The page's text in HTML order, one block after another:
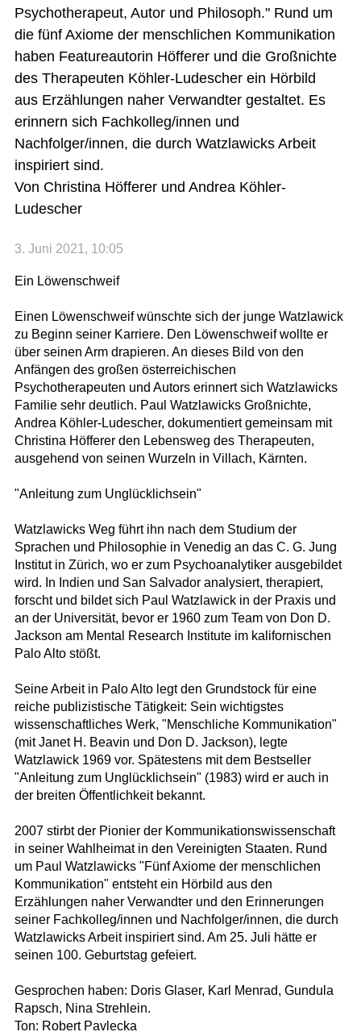
Psychotherapeut, Autor und Philosoph." Rund um
die fünf Axiome der menschlichen Kommunikation
haben Featureautorin Höfferer und die Großnichte
des Therapeuten Köhler-Ludescher ein Hörbild
aus Erzählungen naher Verwandter gestaltet. Es
erinnern sich Fachkolleg/innen und
Nachfolger/innen, die durch Watzlawicks Arbeit
inspiriert sind.
Von Christina Höfferer und Andrea Köhler-
Ludescher
3. Juni 2021, 10:05
Ein Löwenschweif
Einen Löwenschweif wünschte sich der junge Watzlawick
zu Beginn seiner Karriere. Den Löwenschweif wollte er
über seinen Arm drapieren. An dieses Bild von den
Anfängen des großen österreichischen
Psychotherapeuten und Autors erinnert sich Watzlawicks
Familie sehr deutlich. Paul Watzlawicks Großnichte,
Andrea Köhler-Ludescher, dokumentiert gemeinsam mit
Christina Höfferer den Lebensweg des Therapeuten,
ausgehend von seinen Wurzeln in Villach, Kärnten.
"Anleitung zum Unglücklichsein"
Watzlawicks Weg führt ihn nach dem Studium der
Sprachen und Philosophie in Venedig an das C. G. Jung
Institut in Zürich, wo er zum Psychoanalytiker ausgebildet
wird. In Indien und San Salvador analysiert, therapiert,
forscht und bildet sich Paul Watzlawick in der Praxis und
an der Universität, bevor er 1960 zum Team von Don D.
Jackson am Mental Research Institute im kalifornischen
Palo Alto stößt.
Seine Arbeit in Palo Alto legt den Grundstock für eine
reiche publizistische Tätigkeit: Sein wichtigstes
wissenschaftliches Werk, "Menschliche Kommunikation"
(mit Janet H. Beavin und Don D. Jackson), legte
Watzlawick 1969 vor. Spätestens mit dem Bestseller
"Anleitung zum Unglücklichsein" (1983) wird er auch in
der breiten Öffentlichkeit bekannt.
2007 stirbt der Pionier der Kommunikationswissenschaft
in seiner Wahlheimat in den Vereinigten Staaten. Rund
um Paul Watzlawicks "Fünf Axiome der menschlichen
Kommunikation" entsteht ein Hörbild aus den
Erzählungen naher Verwandter und den Erinnerungen
seiner Fachkolleg/innen und Nachfolger/innen, die durch
Watzlawicks Arbeit inspiriert sind. Am 25. Juli hätte er
seinen 100. Geburtstag gefeiert.
Gesprochen haben: Doris Glaser, Karl Menrad, Gundula
Rapsch, Nina Strehlein.
Ton: Robert Pavlecka